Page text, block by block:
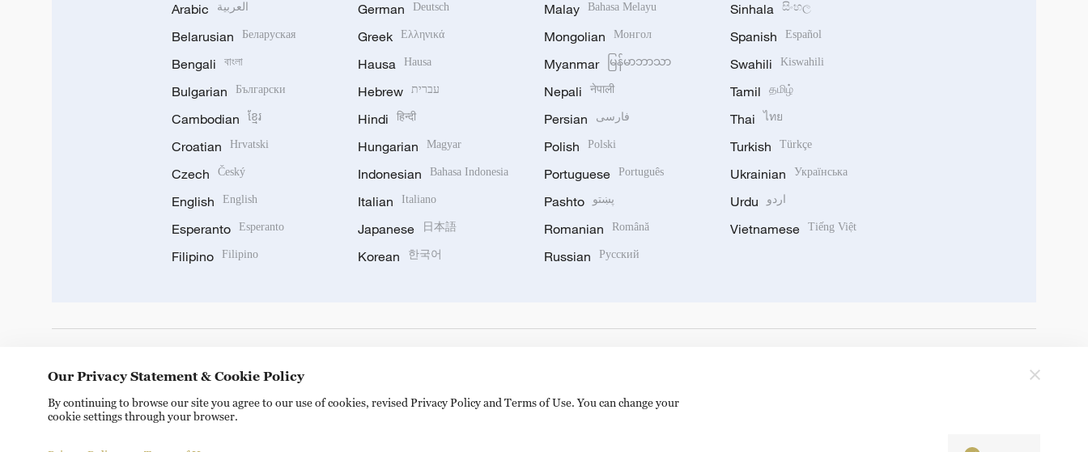
Arabic العربية
Belarusian Беларуская
Bengali বাংলা
Bulgarian Български
Cambodian ខ្មែរ
Croatian Hrvatski
Czech Český
English English
Esperanto Esperanto
Filipino Filipino
German Deutsch
Greek Ελληνικά
Hausa Hausa
Hebrew עברית
Hindi हिन्दी
Hungarian Magyar
Indonesian Bahasa Indonesia
Italian Italiano
Japanese 日本語
Korean 한국어
Malay Bahasa Melayu
Mongolian Монгол
Myanmar မြန်မာဘာသာ
Nepali नेपाली
Persian فارسی
Polish Polski
Portuguese Português
Pashto پښتو
Romanian Română
Russian Русский
Sinhala සිංහල
Spanish Español
Swahili Kiswahili
Tamil தமிழ்
Thai ไทย
Turkish Türkçe
Ukrainian Українська
Urdu اردو
Vietnamese Tiếng Việt
Our Privacy Statement & Cookie Policy
By continuing to browse our site you agree to our use of cookies, revised Privacy Policy and Terms of Use. You can change your
cookie settings through your browser.